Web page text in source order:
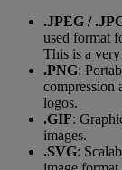
.JPEG /
used format
This is a
.PNG:
compression
logos.
.GIF:
images.
.SVG: